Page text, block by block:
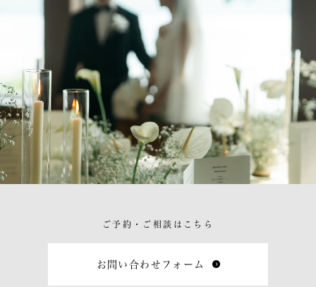
ご予約・ご相談はこちら
お問い合わせフォーム